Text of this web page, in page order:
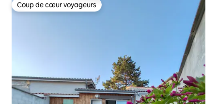
Coup de cœur voyageurs
Coup de cœur voyageurs